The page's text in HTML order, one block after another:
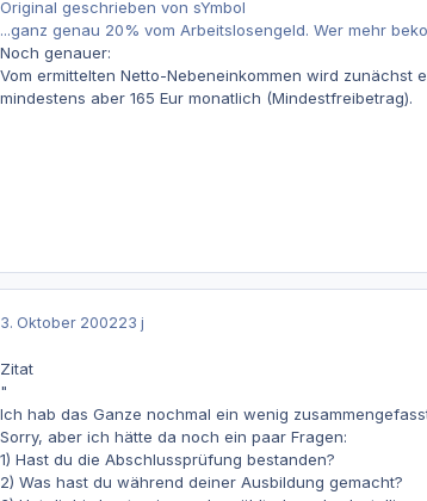
Original geschrieben von sYmbol
...ganz genau 20% vom Arbeitslosengeld. Wer mehr
Noch genauer:
Vom ermittelten Netto-Nebeneinkommen wird zunächst
mindestens aber 165 Eur monatlich (Mindestfreibetrag).
3. Oktober 200223 j
Zitat
"
Ich hab das Ganze nochmal ein wenig
Sorry, aber ich hätte da noch ein paar Fragen:
1) Hast du die Abschlussprüfung bestanden?
2) Was hast du während deiner Ausbildung gemacht?